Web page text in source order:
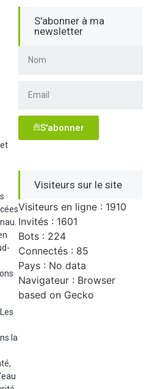
la
S'abonner à ma
newsletter
S'abonner
Visiteurs sur le site
Visiteurs en ligne : 1910
Invités : 1601
Bots : 224
Connectés : 85
Pays : No data
Navigateur : Browser
based on Gecko